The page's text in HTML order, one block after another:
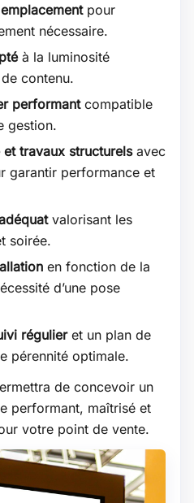
pour
nécessaire.
à la luminosité
contenu.
performantcompatible
gestion.
travaux structurelsavec
garantir performance et
valorisant les
soirée.
en fonction de la
d’une pose
régulieret un plan de
pérennité optimale.
de concevoir un
performant, maîtrisé et
votre point de vente.